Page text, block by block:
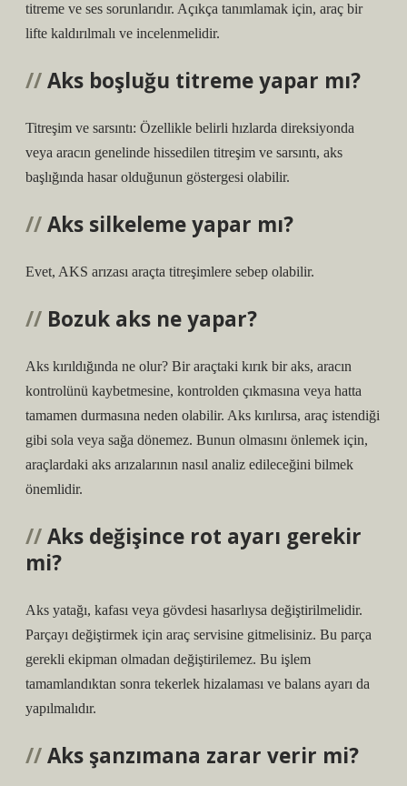
titreme ve ses sorunlarıdır. Açıkça tanımlamak için, araç bir
lifte kaldırılmalı ve incelenmelidir.
Aks boşluğu titreme yapar mı?
Titreşim ve sarsıntı: Özellikle belirli hızlarda direksiyonda
veya aracın genelinde hissedilen titreşim ve sarsıntı, aks
başlığında hasar olduğunun göstergesi olabilir.
Aks silkeleme yapar mı?
Evet, AKS arızası araçta titreşimlere sebep olabilir.
Bozuk aks ne yapar?
Aks kırıldığında ne olur? Bir araçtaki kırık bir aks, aracın
kontrolünü kaybetmesine, kontrolden çıkmasına veya hatta
tamamen durmasına neden olabilir. Aks kırılırsa, araç istendiği
gibi sola veya sağa dönemez. Bunun olmasını önlemek için,
araçlardaki aks arızalarının nasıl analiz edileceğini bilmek
önemlidir.
Aks değişince rot ayarı gerekir
mi?
Aks yatağı, kafası veya gövdesi hasarlıysa değiştirilmelidir.
Parçayı değiştirmek için araç servisine gitmelisiniz. Bu parça
gerekli ekipman olmadan değiştirilemez. Bu işlem
tamamlandıktan sonra tekerlek hizalaması ve balans ayarı da
yapılmalıdır.
Aks şanzımana zarar verir mi?